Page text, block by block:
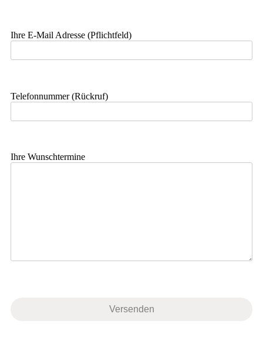
Ihre E-Mail Adresse (Pflichtfeld)
Telefonnummer (Rückruf)
Ihre Wunschtermine